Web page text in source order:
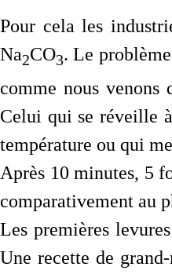
Pour cela les
Na2CO3. Le
comme nous
Celui qui se réveille
température ou qui
Après 10 minutes, 5
comparativement au
Les premières
Une recette de